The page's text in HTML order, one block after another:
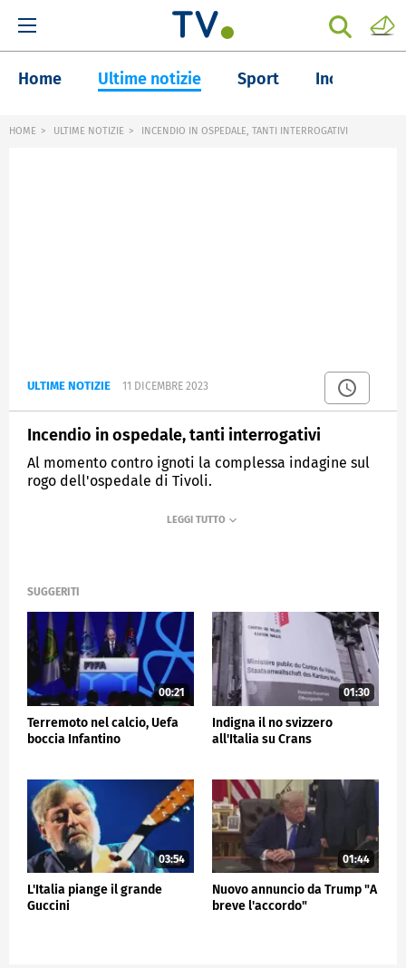
Home Ultime notizie Sport Inchieste
HOME ULTIME NOTIZIE INCENDIO IN OSPEDALE, TANTI INTERROGATIVI
ULTIME NOTIZIE 11 DICEMBRE 2023
Incendio in ospedale, tanti interrogativi
Al momento contro ignoti la complessa indagine sul
rogo dell'ospedale di Tivoli.
SUGGERITI
00:21
Terremoto nel calcio, Uefa
boccia Infantino
01:30
Indigna il no svizzero
all'Italia su Crans
03:54
L'Italia piange il grande
Guccini
01:44
Nuovo annuncio da Trump "A
breve l'accordo"